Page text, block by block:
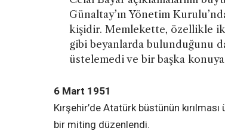
Günaltay’ın Yönetim
kişidir. Memlekette, özellikle
gibi beyanlarda bulunduğunu
üstelemedi ve bir başka konuya
6 Mart 1951
Kırşehir’de Atatürk büstünün
bir miting düzenlendi.